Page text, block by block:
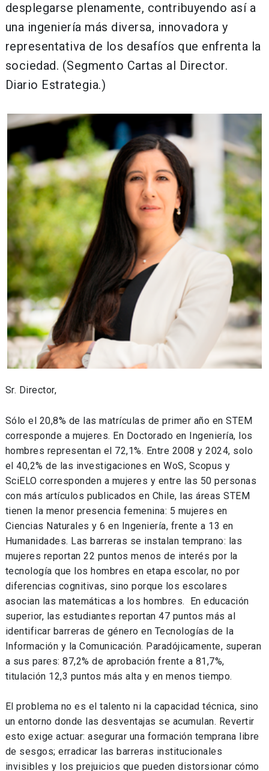
desplegarse plenamente, contribuyendo así a
una ingeniería más diversa, innovadora y
representativa de los desafíos que enfrenta la
sociedad. (Segmento Cartas al Director.
Diario Estrategia.)
Sr. Director,
Sólo el 20,8% de las matrículas de primer año en STEM
corresponde a mujeres. En Doctorado en Ingeniería, los
hombres representan el 72,1%. Entre 2008 y 2024, solo
el 40,2% de las investigaciones en WoS, Scopus y
SciELO corresponden a mujeres y entre las 50 personas
con más artículos publicados en Chile, las áreas STEM
tienen la menor presencia femenina: 5 mujeres en
Ciencias Naturales y 6 en Ingeniería, frente a 13 en
Humanidades. Las barreras se instalan temprano: las
mujeres reportan 22 puntos menos de interés por la
tecnología que los hombres en etapa escolar, no por
diferencias cognitivas, sino porque los escolares
asocian las matemáticas a los hombres. En educación
superior, las estudiantes reportan 47 puntos más al
identificar barreras de género en Tecnologías de la
Información y la Comunicación. Paradójicamente, superan
a sus pares: 87,2% de aprobación frente a 81,7%,
titulación 12,3 puntos más alta y en menos tiempo.
El problema no es el talento ni la capacidad técnica, sino
un entorno donde las desventajas se acumulan. Revertir
esto exige actuar: asegurar una formación temprana libre
de sesgos; erradicar las barreras institucionales
invisibles y los prejuicios que pueden distorsionar cómo